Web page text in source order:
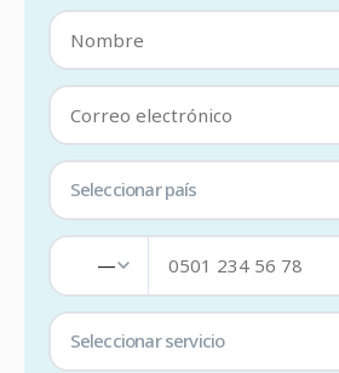
Seleccionar país
—
Seleccionar servicio